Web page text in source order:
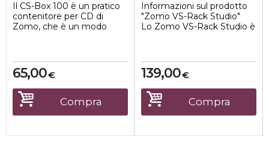
Il CS-Box 100 è un pratico
contenitore per CD di
Zomo, che è un modo
€
65,00
Compra
Informazioni sul prodotto
"Zomo VS-Rack Studio"
Lo Zomo VS-Rack Studio è
€
139,00
Compra